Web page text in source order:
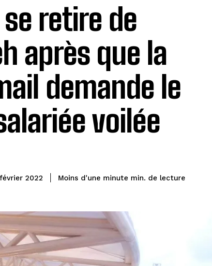
retire de
après que la
demande le
voilée
2022 Moins d'une minute min. de lecture